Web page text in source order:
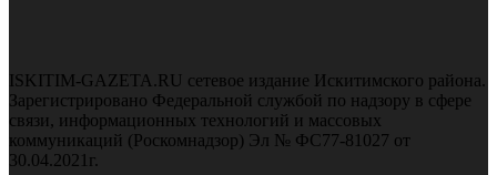
ISKITIM-GAZETA.RU сетевое издание Искитимского района.
Зарегистрировано Федеральной службой по надзору в сфере
связи, информационных технологий и массовых
коммуникаций (Роскомнадзор) Эл № ФС77-81027 от
30.04.2021г.